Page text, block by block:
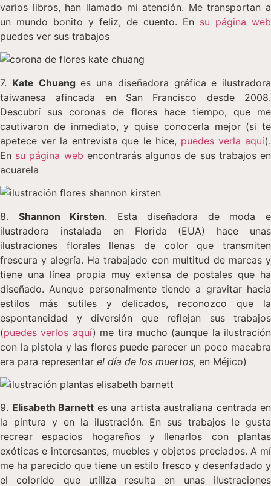
varios libros, han llamado mi atención. Me transportan a
un mundo bonito y feliz, de cuento. En su página web
puedes ver sus trabajos
7. Kate Chuanges una diseñadora gráfica e ilustradora
taiwanesa afincada en San Francisco desde 2008.
Descubrí sus coronas de flores hace tiempo, que me
cautivaron de inmediato, y quise conocerla mejor (si te
apetece ver la entrevista que le hice, puedes verla aquí).
En su página web encontrarás algunos de sus trabajos en
acuarela
8. Shannon Kirsten. Esta diseñadora de moda e
ilustradora instalada en Florida (EUA) hace unas
ilustraciones florales llenas de color que transmiten
frescura y alegría. Ha trabajado con multitud de marcas y
tiene una línea propia muy extensa de postales que ha
diseñado. Aunque personalmente tiendo a gravitar hacia
estilos más sutiles y delicados, reconozco que la
espontaneidad y diversión que reflejan sus trabajos
(puedes verlos aquí) me tira mucho (aunque la ilustración
con la pistola y las flores puede parecer un poco macabra
era para representar el día de los muertos, en Méjico)
9. Elisabeth Barnett es una artista australiana centrada en
la pintura y en la ilustración. En sus trabajos le gusta
recrear espacios hogareños y llenarlos con plantas
exóticas e interesantes, muebles y objetos preciados. A mí
me ha parecido que tiene un estilo fresco y desenfadado y
el colorido que utiliza resulta en unas ilustraciones